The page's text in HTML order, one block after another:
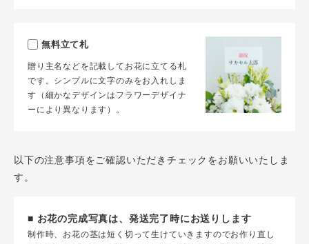
無料立て札
贈り主名などを記載してお花に立てる札
です。シンプルに文字のみをお入れしま
す（細かなデザインはフラワーデザイナ
ーにより異なります）。
以下の注意事項をご確認いただきチェックをお願いいたしま
す。
■ お花の完成写真は、発送完了時にお送りします
制作時、お花の茎は短く切って生けていきますのでお作り直し